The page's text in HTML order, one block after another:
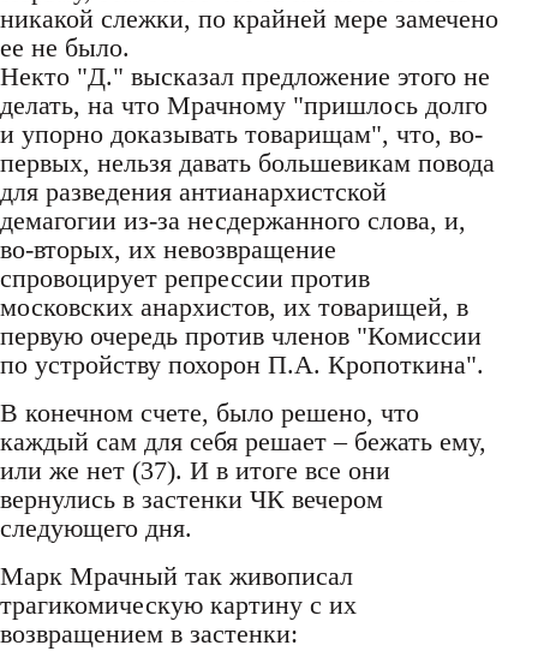
никакой слежки, по крайней мере замечено
ее не было.
Некто "Д." высказал предложение этого не
делать, на что Мрачному "пришлось долго
и упорно доказывать товарищам", что, во-
первых, нельзя давать большевикам повода
для разведения антианархистской
демагогии из-за несдержанного слова, и,
во-вторых, их невозвращение
спровоцирует репрессии против
московских анархистов, их товарищей, в
первую очередь против членов "Комиссии
по устройству похорон П.А. Кропоткина".
В конечном счете, было решено, что
каждый сам для себя решает – бежать ему,
или же нет (37). И в итоге все они
вернулись в застенки ЧК вечером
следующего дня.
Марк Мрачный так живописал
трагикомическую картину с их
возвращением в застенки: